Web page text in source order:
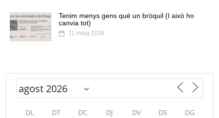
Tenim menys gens què un bròquil (I això ho
canvia tot)
11 maig 2026
DL DT DC DJ DV DS DG